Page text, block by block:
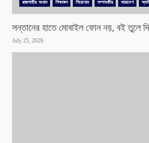
রাজশাহীর সংবাদ শিক্ষাঙ্গন শিরোনাম সম্পাদকীয় সারাদেশ
সন্তানের হাতে মোবাইল ফোন নয়, বই তুলে
July 25, 2026